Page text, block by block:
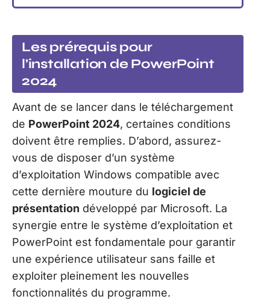
Les prérequis pour
l’installation de PowerPoint
2024
Avant de se lancer dans le téléchargement
de PowerPoint 2024, certaines conditions
doivent être remplies. D’abord, assurez-
vous de disposer d’un système
d’exploitation Windows compatible avec
cette dernière mouture du logiciel de
présentation développé par Microsoft. La
synergie entre le système d’exploitation et
PowerPoint est fondamentale pour garantir
une expérience utilisateur sans faille et
exploiter pleinement les nouvelles
fonctionnalités du programme.